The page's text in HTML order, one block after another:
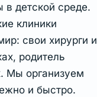
в детской среде.
клиники
свои хирурги и
родитель
Мы организуем
и быстро.